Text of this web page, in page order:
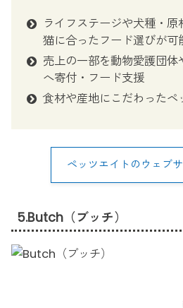
ライフステージや犬種・
猫に合ったフード選びが可
売上の一部を動物愛護団
へ寄付・フード支援
食材や産地にこだわったペ
ペッツエイトのウェブ
5.Butch（ブッチ）